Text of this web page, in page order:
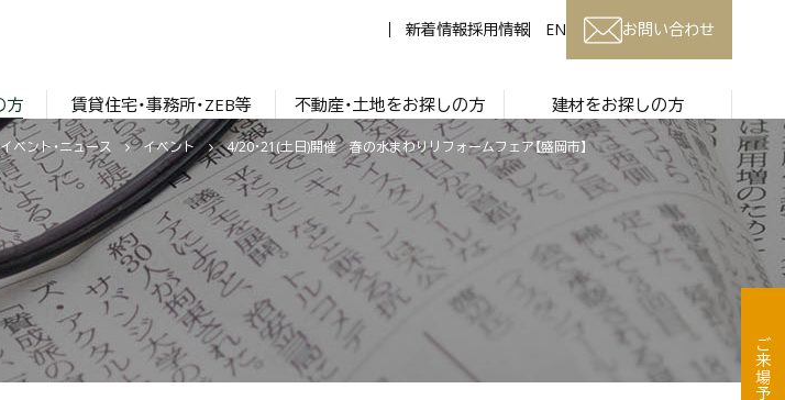
新着情報採用情報 EN お問い合わせ
方 賃貸住宅・事務所・ZEB等 不動産・土地をお探しの方 建材をお探しの方
イベント・ニュース イベント 4/20･21(土日)開催 春の水まわりリフォームフェア【盛岡市】
ご来場予約